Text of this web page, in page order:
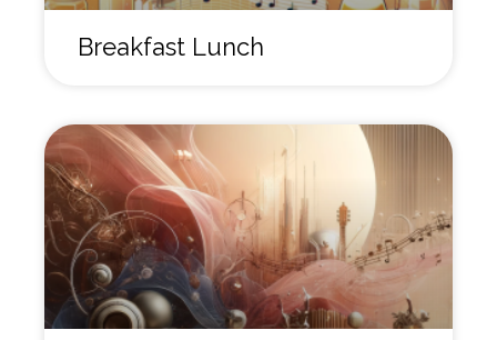
Breakfast Lunch